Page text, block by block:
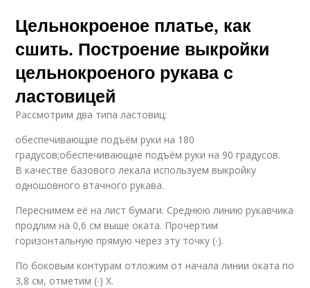
Цельнокроеное платье, как
сшить. Построение выкройки
цельнокроеного рукава с
ластовицей
Рассмотрим два типа ластовиц:
обеспечивающие подъём руки на 180
градусов;обеспечивающие подъём руки на 90 градусов.
В качестве базового лекала используем выкройку
одношовного втачного рукава.
Переснимем её на лист бумаги. Среднюю линию рукавчика
продлим на 0,6 см выше оката. Прочертим
горизонтальную прямую через эту точку (∙).
По боковым контурам отложим от начала линии оката по
3,8 см, отметим (∙) Х.